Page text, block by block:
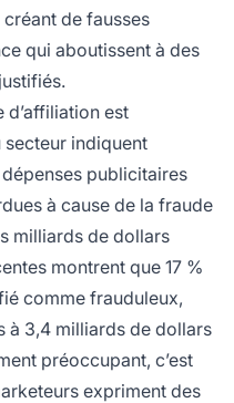
de fausses
qui aboutissent à des
d’affiliation est
indiquent
publicitaires
à cause de la fraude
milliards de dollars
montrent que 17 %
comme frauduleux,
à 3,4 milliards de dollars
préoccupant, c’est
expriment des